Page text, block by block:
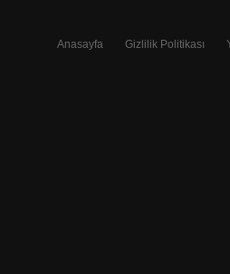
Anasayfa Gizlilik Politikası